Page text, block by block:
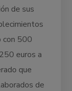
de sus
con 500
euros a
que
de